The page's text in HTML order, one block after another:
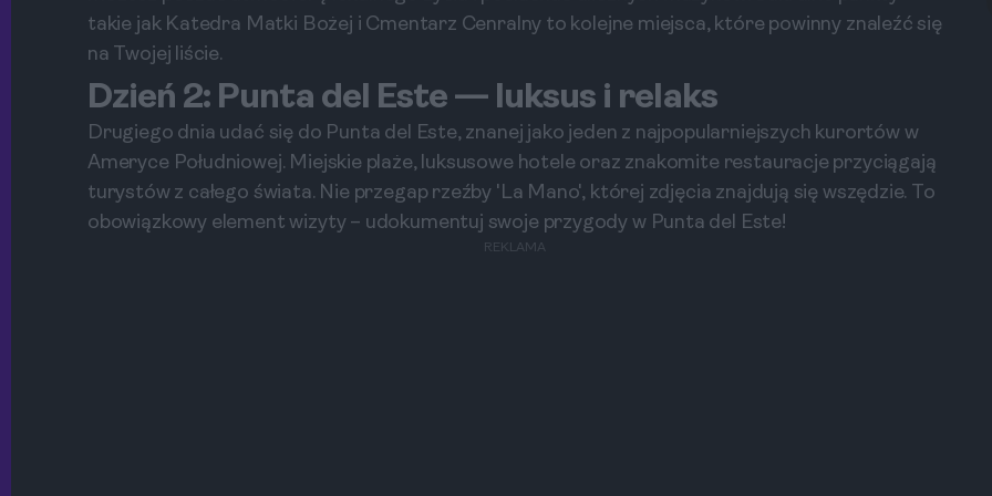
takie jak Katedra Matki Bożej i Cmentarz Cenralny to kolejne miejsca, które powinny znaleźć się
na Twojej liście.
Dzień 2: Punta del Este — luksus i relaks
Drugiego dnia udać się do Punta del Este, znanej jako jeden z najpopularniejszych kurortów w
Ameryce Południowej. Miejskie plaże, luksusowe hotele oraz znakomite restauracje przyciągają
turystów z całego świata. Nie przegap rzeźby 'La Mano', której zdjęcia znajdują się wszędzie. To
obowiązkowy element wizyty – udokumentuj swoje przygody w Punta del Este!
REKLAMA